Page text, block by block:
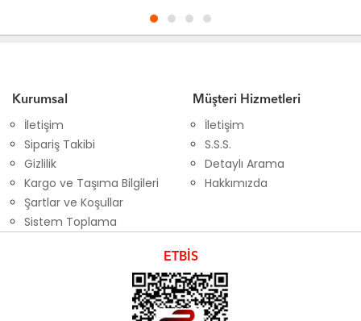
Kurumsal
İletişim
Sipariş Takibi
Gizlilik
Kargo ve Taşıma Bilgileri
Şartlar ve Koşullar
Sistem Toplama
Müşteri Hizmetleri
İletişim
S.S.S.
Detaylı Arama
Hakkımızda
ETBİS